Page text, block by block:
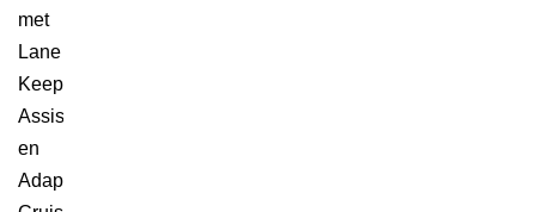
met
Lane
Keep
Assist
en
Adaptive